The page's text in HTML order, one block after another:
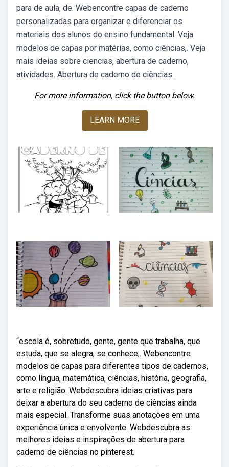
para de aula, de. Webencontre capas de caderno
personalizadas para organizar e diferenciar os
materiais dos alunos do ensino fundamental. Veja
modelos de capas por matérias, como ciências,. Veja
mais ideias sobre ciencias, abertura de caderno,
atividades. Abertura de caderno de ciências.
For more information, click the button below.
LEARN MORE
“escola é, sobretudo, gente, gente que trabalha, que
estuda, que se alegra, se conhece,. Webencontre
modelos de capas para diferentes tipos de cadernos,
como língua, matemática, ciências, história, geografia,
arte e religião. Webdescubra ideias criativas para
deixar a abertura do seu caderno de ciências ainda
mais especial. Transforme suas anotações em uma
experiência única e envolvente. Webdescubra as
melhores ideias e inspirações de abertura para
caderno de ciências no pinterest.